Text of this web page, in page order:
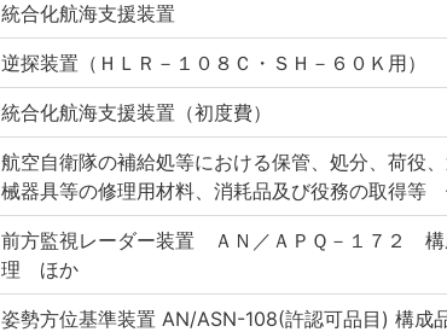
統合化航海支援装置
逆探装置（ＨＬＲ－１０８Ｃ・ＳＨ－６０Ｋ用）
統合化航海支援装置（初度費）
航空自衛隊の補給処等における保管、処分、荷役
械器具等の修理用材料、消耗品及び役務の取得等
前方監視レーダー装置 ＡＮ／ＡＰＱ－１７２ 構
理 ほか
姿勢方位基準装置 AN/ASN-108(許認可品目) 構成